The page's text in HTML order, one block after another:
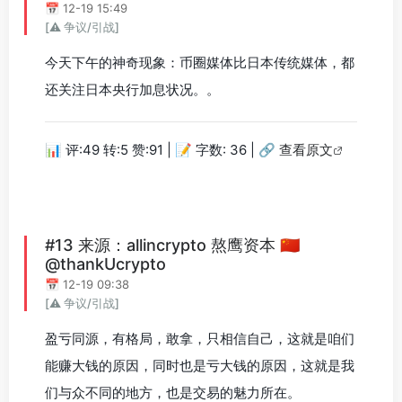
📅 12-19 15:49
[⚠️ 争议/引战]
今天下午的神奇现象：币圈媒体比日本传统媒体，都
还关注日本央行加息状况。。
📊 评:49 转:5 赞:91 | 📝 字数: 36 | 🔗 查看原文
#13 来源：allincrypto 熬鹰资本 🇨🇳
@thankUcrypto
📅 12-19 09:38
[⚠️ 争议/引战]
盈亏同源，有格局，敢拿，只相信自己，这就是咱们
能赚大钱的原因，同时也是亏大钱的原因，这就是我
们与众不同的地方，也是交易的魅力所在。